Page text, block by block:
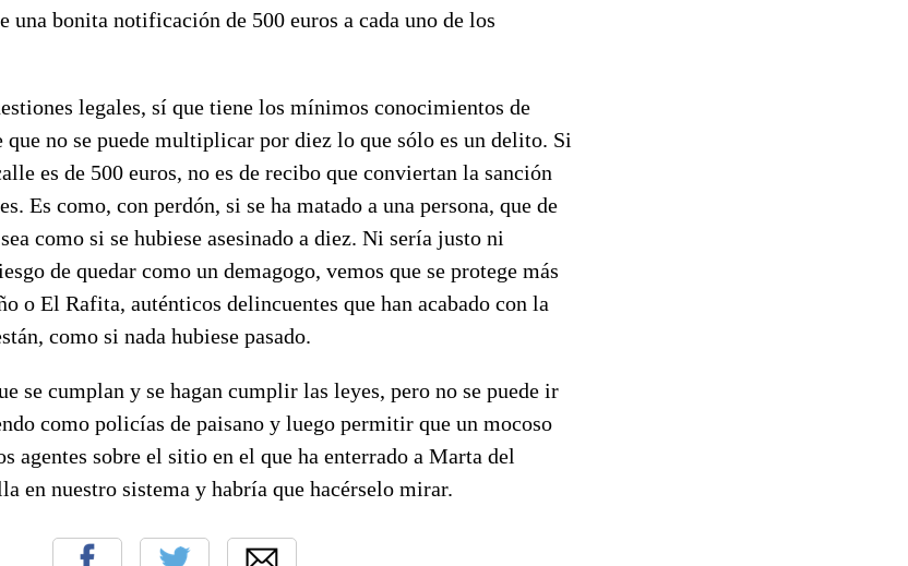
bonita notificación de 500 euros a cada uno de los
legales, sí que tiene los mínimos conocimientos de
que no se puede multiplicar por diez lo que sólo es un delito. Si
es de 500 euros, no es de recibo que conviertan la sanción
Es como, con perdón, si se ha matado a una persona, que de
como si se hubiese asesinado a diez. Ni sería justo ni
de quedar como un demagogo, vemos que se protege más
o El Rafita, auténticos delincuentes que han acabado con la
como si nada hubiese pasado.
se cumplan y se hagan cumplir las leyes, pero no se puede ir
como policías de paisano y luego permitir que un mocoso
agentes sobre el sitio en el que ha enterrado a Marta del
en nuestro sistema y habría que hacérselo mirar.